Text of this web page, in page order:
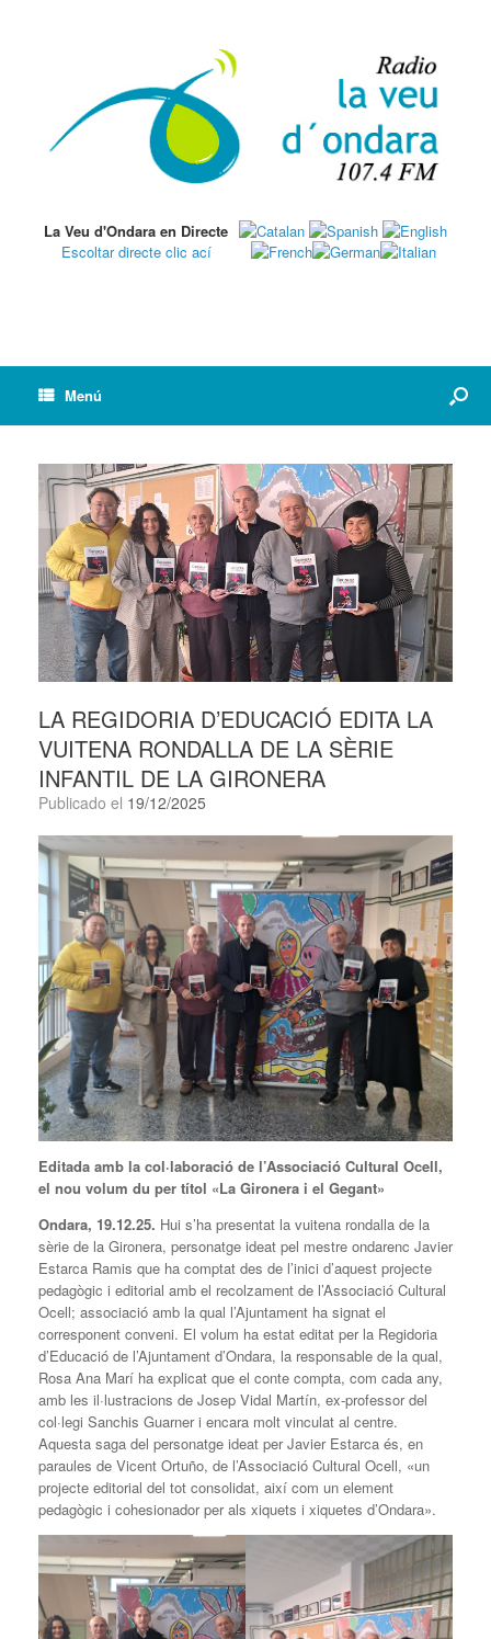
La Veu d'Ondara en Directe
Escoltar directe clic ací
Menú
LA REGIDORIA D’EDUCACIÓ EDITA LA
VUITENA RONDALLA DE LA SÈRIE
INFANTIL DE LA GIRONERA
Publicado el 19/12/2025
Editada amb la col·laboració de l’Associació Cultural Ocell,
el nou volum du per títol «La Gironera i el Gegant»
Ondara, 19.12.25. Hui s’ha presentat la vuitena rondalla de la
sèrie de la Gironera, personatge ideat pel mestre ondarenc Javier
Estarca Ramis que ha comptat des de l’inici d’aquest projecte
pedagògic i editorial amb el recolzament de l’Associació Cultural
Ocell; associació amb la qual l’Ajuntament ha signat el
corresponent conveni. El volum ha estat editat per la Regidoria
d’Educació de l’Ajuntament d’Ondara, la responsable de la qual,
Rosa Ana Marí ha explicat que el conte compta, com cada any,
amb les il·lustracions de Josep Vidal Martín, ex-professor del
col·legi Sanchis Guarner i encara molt vinculat al centre.
Aquesta saga del personatge ideat per Javier Estarca és, en
paraules de Vicent Ortuño, de l’Associació Cultural Ocell, «un
projecte editorial del tot consolidat, així com un element
pedagògic i cohesionador per als xiquets i xiquetes d’Ondara».